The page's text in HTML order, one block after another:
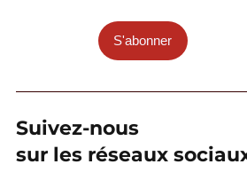
S'abonner
Suivez-nous
sur les réseaux